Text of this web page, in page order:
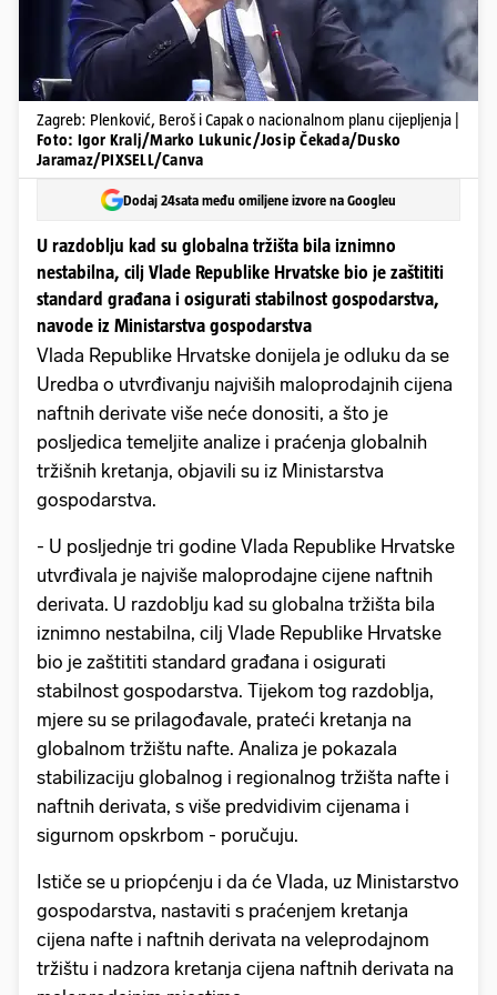
Zagreb: Plenković, Beroš i Capak o nacionalnom planu cijepljenja |
Foto: Igor Kralj/Marko Lukunic/Josip Čekada/Dusko
Jaramaz/PIXSELL/Canva
Dodaj 24sata među omiljene izvore na Googleu
U razdoblju kad su globalna tržišta bila iznimno
nestabilna, cilj Vlade Republike Hrvatske bio je zaštititi
standard građana i osigurati stabilnost gospodarstva,
navode iz Ministarstva gospodarstva
Vlada Republike Hrvatske donijela je odluku da se
Uredba o utvrđivanju najviših maloprodajnih cijena
naftnih derivate više neće donositi, a što je
posljedica temeljite analize i praćenja globalnih
tržišnih kretanja, objavili su iz Ministarstva
gospodarstva.
- U posljednje tri godine Vlada Republike Hrvatske
utvrđivala je najviše maloprodajne cijene naftnih
derivata. U razdoblju kad su globalna tržišta bila
iznimno nestabilna, cilj Vlade Republike Hrvatske
bio je zaštititi standard građana i osigurati
stabilnost gospodarstva. Tijekom tog razdoblja,
mjere su se prilagođavale, prateći kretanja na
globalnom tržištu nafte. Analiza je pokazala
stabilizaciju globalnog i regionalnog tržišta nafte i
naftnih derivata, s više predvidivim cijenama i
sigurnom opskrbom - poručuju.
Ističe se u priopćenju i da će Vlada, uz Ministarstvo
gospodarstva, nastaviti s praćenjem kretanja
cijena nafte i naftnih derivata na veleprodajnom
tržištu i nadzora kretanja cijena naftnih derivata na